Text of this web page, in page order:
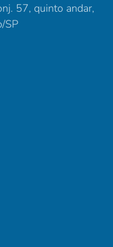
57, quinto andar,
SP